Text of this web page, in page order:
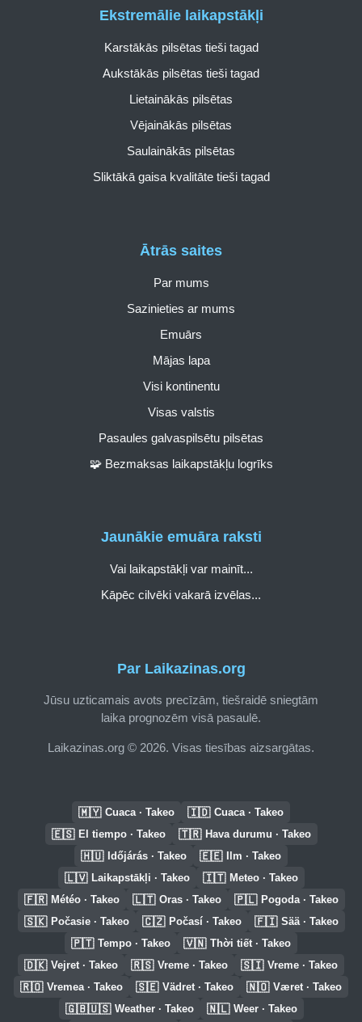
Par Laikazinas.org
Jūsu uzticamais avots precīzām, tiešraidē sniegtām
laika prognozēm visā pasaulē.
Laikazinas.org © 2026. Visas tiesības aizsargātas.
Ātrās saites
Par mums
Sazinieties ar mums
Emuārs
Mājas lapa
Visi kontinentu
Visas valstis
Pasaules galvaspilsētu pilsētas
🧩 Bezmaksas laikapstākļu logrīks
Ekstremālie laikapstākļi
Karstākās pilsētas tieši tagad
Aukstākās pilsētas tieši tagad
Lietainākās pilsētas
Vējainākās pilsētas
Saulainākās pilsētas
Sliktākā gaisa kvalitāte tieši tagad
Jaunākie emuāra raksti
Vai laikapstākļi var mainīt...
Kāpēc cilvēki vakarā izvēlas...
🇲🇾 Cuaca · Takeo 🇮🇩 Cuaca · Takeo
🇪🇸 El tiempo · Takeo 🇹🇷 Hava durumu · Takeo
🇭🇺 Időjárás · Takeo 🇪🇪 Ilm · Takeo
🇱🇻 Laikapstākļi · Takeo 🇮🇹 Meteo · Takeo
🇫🇷 Météo · Takeo 🇱🇹 Oras · Takeo 🇵🇱 Pogoda · Takeo
🇸🇰 Počasie · Takeo 🇨🇿 Počasí · Takeo 🇫🇮 Sää · Takeo
🇵🇹 Tempo · Takeo 🇻🇳 Thời tiết · Takeo
🇩🇰 Vejret · Takeo 🇷🇸 Vreme · Takeo 🇸🇮 Vreme · Takeo
🇷🇴 Vremea · Takeo 🇸🇪 Vädret · Takeo 🇳🇴 Været · Takeo
🇬🇧🇺🇸 Weather · Takeo 🇳🇱 Weer · Takeo